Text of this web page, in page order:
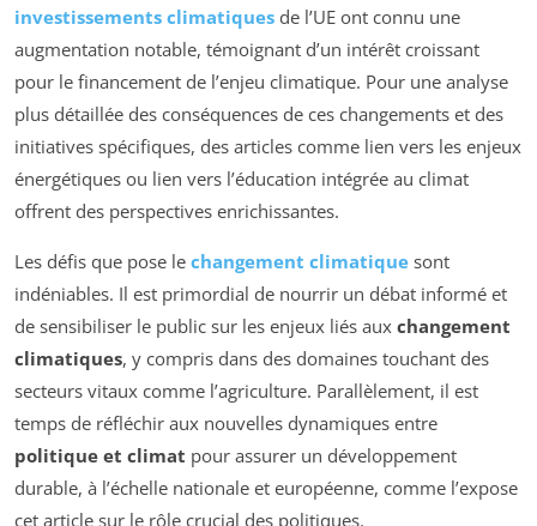
investissements climatiques de l’UE ont connu une
augmentation notable, témoignant d’un intérêt croissant
pour le financement de l’enjeu climatique. Pour une analyse
plus détaillée des conséquences de ces changements et des
initiatives spécifiques, des articles comme lien vers les enjeux
énergétiques ou lien vers l’éducation intégrée au climat
offrent des perspectives enrichissantes.
Les défis que pose le changement climatique sont
indéniables. Il est primordial de nourrir un débat informé et
de sensibiliser le public sur les enjeux liés aux changement
climatiques, y compris dans des domaines touchant des
secteurs vitaux comme l’agriculture. Parallèlement, il est
temps de réfléchir aux nouvelles dynamiques entre
politique et climat pour assurer un développement
durable, à l’échelle nationale et européenne, comme l’expose
cet article sur le rôle crucial des politiques.